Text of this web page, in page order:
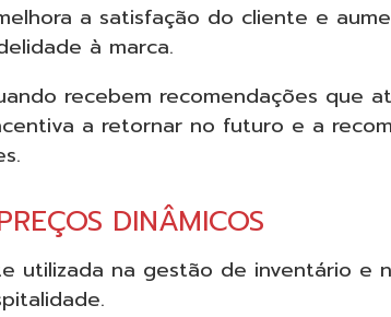
a satisfação do cliente e
à marca.
recebem recomendações que
a retornar no futuro e a
DINÂMICOS
utilizada na gestão de inventário e